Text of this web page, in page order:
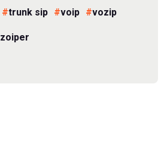
trunk sip voip
vozip
zoiper